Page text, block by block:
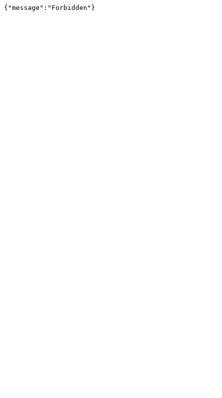
{"message":"Forbidden"}